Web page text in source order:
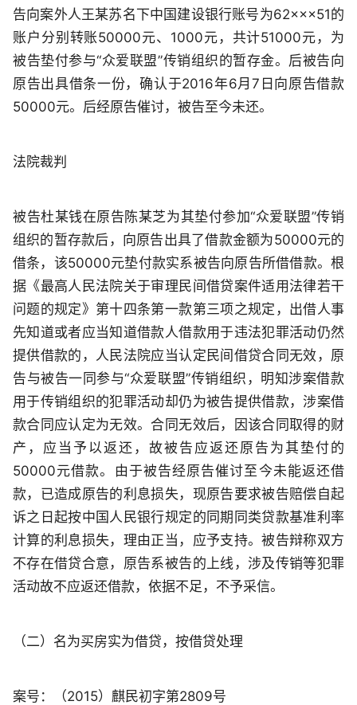
告向案外人王某苏名下中国建设银行账号为62×××51的
账户分别转账50000元、1000元，共计51000元，为
被告垫付参与“众爱联盟”传销组织的暂存金。后被告向
原告出具借条一份，确认于2016年6月7日向原告借款
50000元。后经原告催讨，被告至今未还。
法院裁判
被告杜某钱在原告陈某芝为其垫付参加“众爱联盟”传销
组织的暂存款后，向原告出具了借款金额为50000元的
借条，该50000元垫付款实系被告向原告所借借款。根
据《最高人民法院关于审理民间借贷案件适用法律若干
问题的规定》第十四条第一款第三项之规定，出借人事
先知道或者应当知道借款人借款用于违法犯罪活动仍然
提供借款的，人民法院应当认定民间借贷合同无效，原
告与被告一同参与“众爱联盟”传销组织，明知涉案借款
用于传销组织的犯罪活动却仍为被告提供借款，涉案借
款合同应认定为无效。合同无效后，因该合同取得的财
产，应当予以返还，故被告应返还原告为其垫付的
50000元借款。由于被告经原告催讨至今未能返还借
款，已造成原告的利息损失，现原告要求被告赔偿自起
诉之日起按中国人民银行规定的同期同类贷款基准利率
计算的利息损失，理由正当，应予支持。被告辩称双方
不存在借贷合意，原告系被告的上线，涉及传销等犯罪
活动故不应返还借款，依据不足，不予采信。
（二）名为买房实为借贷，按借贷处理
案号：（2015）麒民初字第2809号